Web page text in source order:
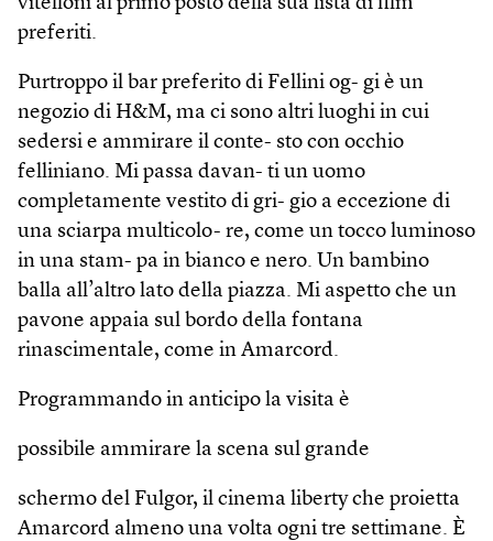
preferiti.
Purtroppo il bar preferito di Fellini og- gi è un
negozio di H&M, ma ci sono altri luoghi in cui
sedersi e ammirare il conte- sto con occhio
felliniano. Mi passa davan- ti un uomo
completamente vestito di gri- gio a eccezione di
una sciarpa multicolo- re, come un tocco luminoso
in una stam- pa in bianco e nero. Un bambino
balla all’altro lato della piazza. Mi aspetto che un
pavone appaia sul bordo della fontana
rinascimentale, come in Amarcord.
Programmando in anticipo la visita è
possibile ammirare la scena sul grande
schermo del Fulgor, il cinema liberty che proietta
Amarcord almeno una volta ogni tre settimane. È